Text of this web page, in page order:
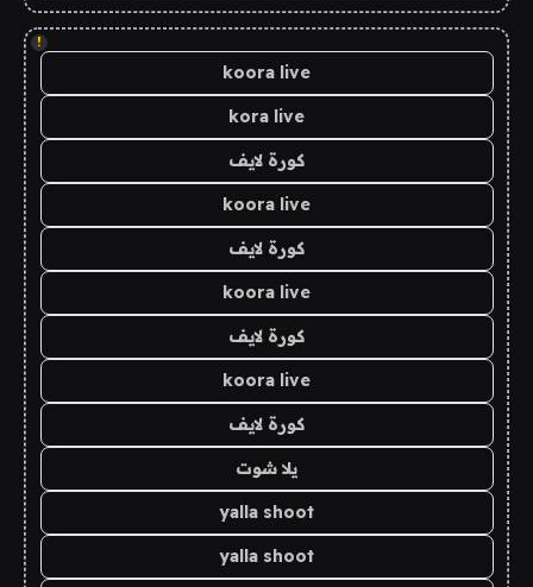
!
koora live
kora live
كورة لايف
koora live
كورة لايف
koora live
كورة لايف
koora live
كورة لايف
يلا شوت
yalla shoot
yalla shoot